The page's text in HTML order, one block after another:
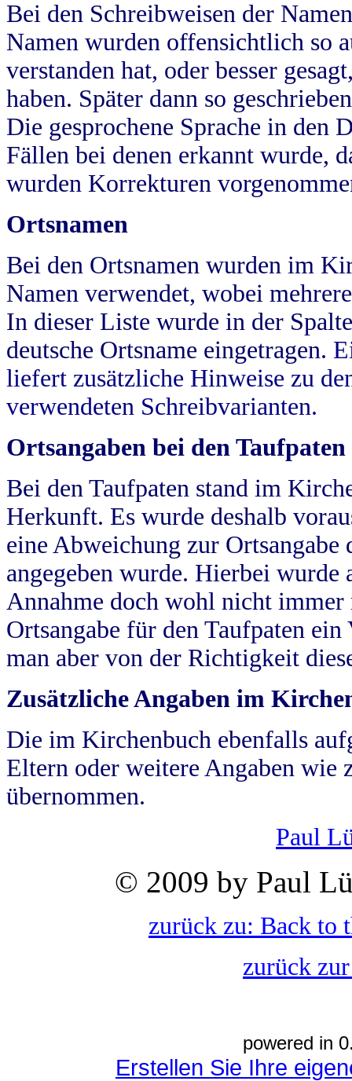
Bei den Schreibweisen der
Namen wurden offensichtlich so
verstanden hat, oder besser
haben. Später dann so
Die gesprochene Sprache in
Fällen bei denen erkannt wurde,
wurden Korrekturen
Ortsnamen
Bei den Ortsnamen wurden im
Namen verwendet, wobei
In dieser Liste wurde in der
deutsche Ortsname eingetragen.
liefert zusätzliche Hinweise zu
verwendeten Schreibvarianten.
Ortsangaben bei den Taufpaten
Bei den Taufpaten stand im
Herkunft. Es wurde deshalb
eine Abweichung zur
angegeben wurde. Hierbei wurde
Annahme doch wohl nicht
Ortsangabe für den Taufpaten
man aber von der Richtigkeit
Zusätzliche Angaben im
Die im Kirchenbuch ebenfalls
Eltern oder weitere Angaben wie
übernommen.
Paul
© 2009 by Paul
zurück zu: Back to
zurück
powered in
Erstellen Sie Ihre